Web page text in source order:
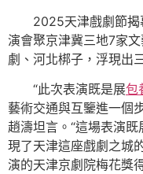
2025天津戲劇節揭
演會聚京津冀三地7家
劇、河北梆子，浮現出
“此次表演既是展包
藝術交通與互鑒進一個
趙濤坦言。“這場表演
現了天津這座戲劇之城
演的天津京劇院梅花獎